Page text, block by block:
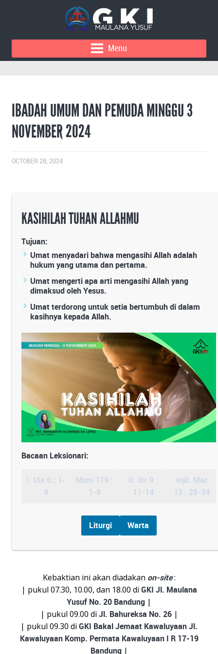
Menu
IBADAH UMUM DAN PEMUDA MINGGU 3
NOVEMBER 2024
OCTOBER 28, 2024
KASIHILAH TUHAN ALLAHMU
Tujuan:
Umat menyadari bahwa mengasihi Allah adalah
hukum yang utama dan pertama.
Umat mengerti apa arti mengasihi Allah yang
dimaksud oleh Yesus.
Umat terdorong untuk setia bertumbuh di dalam
kasihnya kepada Allah.
Bacaan Leksionari:
I. Ula 6 : 1-
9
Mzm 119 :
1-8
II. Ibr 9 :
11-14
Injil. Mar
12 : 28-34
Liturgi Warta
Kebaktian ini akan diadakan on-site:
| pukul 07.30, 10.00, dan 18.00 di GKI Jl. Maulana
Yusuf No. 20 Bandung |
| pukul 09.00 di Jl. Bahureksa No. 26|
| pukul 09.30 di GKI Bakal Jemaat Kawaluyaan Jl.
Kawaluyaan Komp. Permata Kawaluyaan I R 17-19
Bandung|